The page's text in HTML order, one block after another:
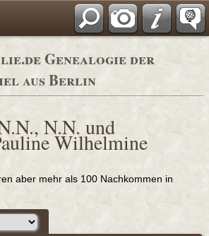
Adressbücher
Genealogie der
aus Berlin
N.N. und
Wilhelmine
aber mehr als 100 Nachkommen in